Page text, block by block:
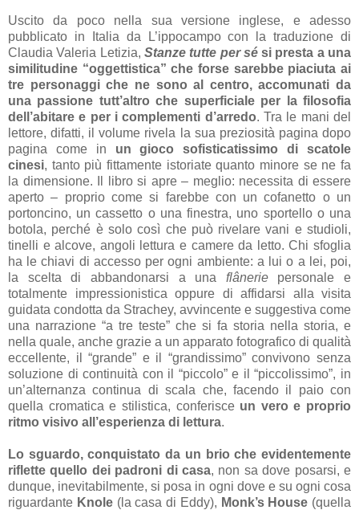
Uscito da poco nella sua versione inglese, e adesso
pubblicato in Italia da L’ippocampo con la traduzione di
Claudia Valeria Letizia, Stanze tutte per sési presta a una
similitudine “oggettistica” che forse sarebbe piaciuta ai
tre personaggi che ne sono al centro, accomunati da
una passione tutt’altro che superficiale per la filosofia
dell’abitare e per i complementi d’arredo. Tra le mani del
lettore, difatti, il volume rivela la sua preziosità pagina dopo
pagina come in un gioco sofisticatissimo di scatole
cinesi, tanto più fittamente istoriate quanto minore se ne fa
la dimensione. Il libro si apre – meglio: necessita di essere
aperto – proprio come si farebbe con un cofanetto o un
portoncino, un cassetto o una finestra, uno sportello o una
botola, perché è solo così che può rivelare vani e studioli,
tinelli e alcove, angoli lettura e camere da letto. Chi sfoglia
ha le chiavi di accesso per ogni ambiente: a lui o a lei, poi,
la scelta di abbandonarsi a una flâneriepersonale e
totalmente impressionistica oppure di affidarsi alla visita
guidata condotta da Strachey, avvincente e suggestiva come
una narrazione “a tre teste” che si fa storia nella storia, e
nella quale, anche grazie a un apparato fotografico di qualità
eccellente, il “grande” e il “grandissimo” convivono senza
soluzione di continuità con il “piccolo” e il “piccolissimo”, in
un’alternanza continua di scala che, facendo il paio con
quella cromatica e stilistica, conferisce un vero e proprio
ritmo visivo all’esperienza di lettura.
Lo sguardo, conquistato da un brio che evidentemente
riflette quello dei padroni di casa, non sa dove posarsi, e
dunque, inevitabilmente, si posa in ogni dove e su ogni cosa
riguardante Knole(la casa di Eddy), Monk’s House (quella